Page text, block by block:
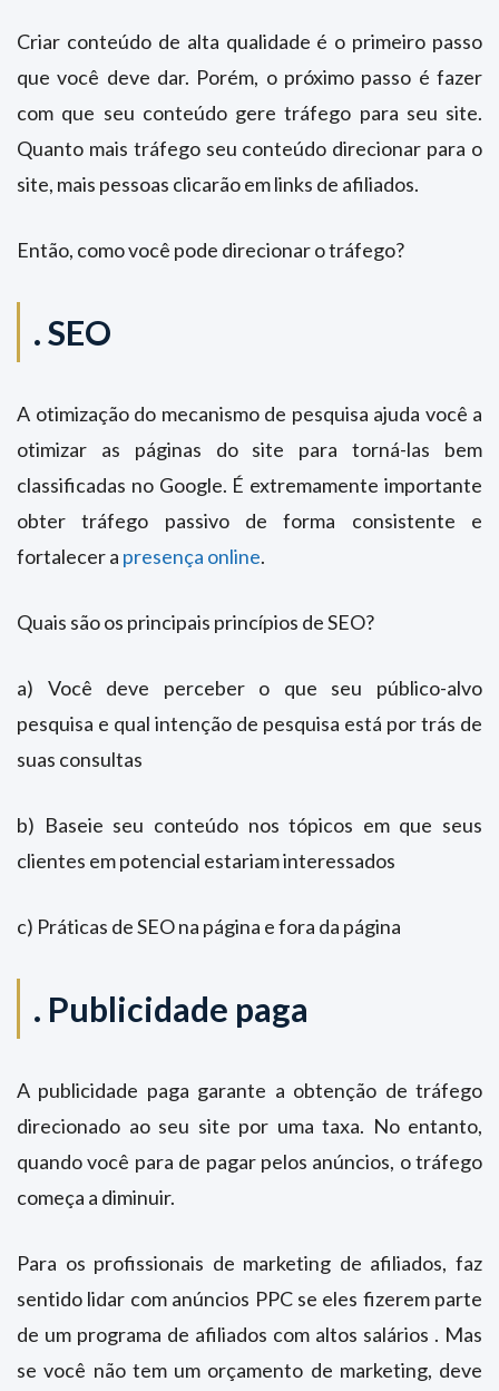
Criar conteúdo de alta qualidade é o primeiro passo
que você deve dar. Porém, o próximo passo é fazer
com que seu conteúdo gere tráfego para seu site.
Quanto mais tráfego seu conteúdo direcionar para o
site, mais pessoas clicarão em links de afiliados.
Então, como você pode direcionar o tráfego?
.SEO
A otimização do mecanismo de pesquisa ajuda você a
otimizar as páginas do site para torná-las bem
classificadas no Google. É extremamente importante
obter tráfego passivo de forma consistente e
fortalecer a presença online.
Quais são os principais princípios de SEO?
a) Você deve perceber o que seu público-alvo
pesquisa e qual intenção de pesquisa está por trás de
suas consultas
b) Baseie seu conteúdo nos tópicos em que seus
clientes em potencial estariam interessados
​​c) Práticas de SEO na página e fora da página
. Publicidade paga
A publicidade paga garante a obtenção de tráfego
direcionado ao seu site por uma taxa. No entanto,
quando você para de pagar pelos anúncios, o tráfego
começa a diminuir.
Para os profissionais de marketing de afiliados, faz
sentido lidar com anúncios PPC se eles fizerem parte
de um programa de afiliados com altos salários . Mas
se você não tem um orçamento de marketing, deve